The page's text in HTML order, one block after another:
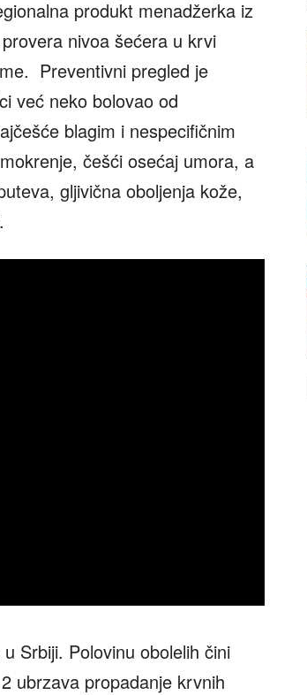
produkt menadžerka iz
nivoa šećera u krvi
Preventivni pregled je
već neko bolovao od
blagim i nespecifičnim
češći osećaj umora, a
gljivična oboljenja kože,
Srbiji. Polovinu obolelih čini
ubrzava propadanje krvnih